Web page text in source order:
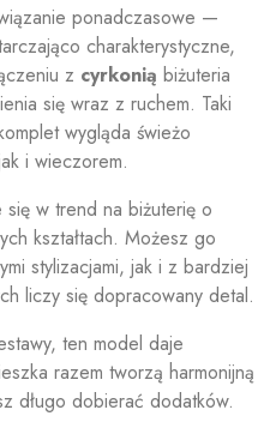
ponadczasowe —
charakterystyczne,
z cyrkonią biżuteria
się wraz z ruchem. Taki
wygląda świeżo
i wieczorem.
w trend na biżuterię o
kształtach. Możesz go
stylizacjami, jak i z bardziej
liczy się dopracowany detal.
ten model daje
razem tworzą harmonijną
długo dobierać dodatków.